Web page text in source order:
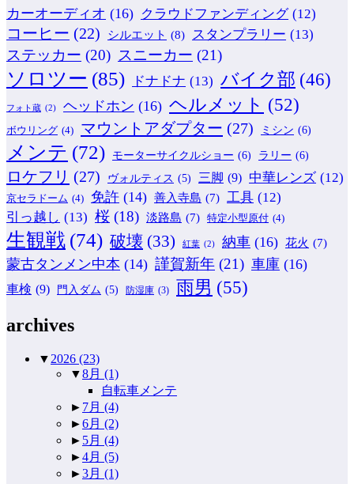
カーオーディオ (16) クラウドファンディング (12)
コーヒー (22) シルエット (8) スタンプラリー (13)
ステッカー (20) スニーカー (21)
ソロツー (85) ドナドナ (13) バイク部 (46)
フォト蔵 (2) ヘッドホン (16) ヘルメット (52)
ボウリング (4) マウントアダプター (27) ミシン (6)
メンテ (72) モーターサイクルショー (6) ラリー (6)
ロケフリ (27) ヴォルティス (5) 三脚 (9) 中華レンズ (12)
京セラドーム (4) 免許 (14) 善入寺島 (7) 工具 (12)
引っ越し (13) 桜 (18) 淡路島 (7) 特定小型原付 (4)
生観戦 (74) 破壊 (33) 紅葉 (2) 納車 (16) 花火 (7)
蒙古タンメン中本 (14) 謹賀新年 (21) 車庫 (16)
車検 (9) 門入ダム (5) 防湿庫 (3) 雨男 (55)
archives
▼ 2026 (23)
▼8月 (1)
自転車メンテ
► 7月 (4)
►6月 (2)
► 5月 (4)
►4月 (5)
►3月 (1)